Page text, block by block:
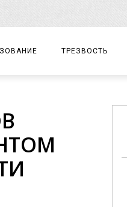
«ВОЗРОЖДЕНИЕ»
ТУРИЗМ
ТРЕЗВОСТЬ